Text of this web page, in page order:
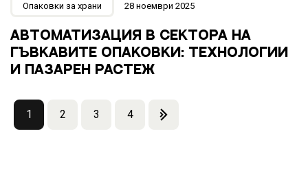
Опаковки за храни 28 ноември 2025
АВТОМАТИЗАЦИЯ В СЕКТОРА НА
ГЪВКАВИТЕ ОПАКОВКИ: ТЕХНОЛОГИИ
И ПАЗАРЕН РАСТЕЖ
1 2 3 4